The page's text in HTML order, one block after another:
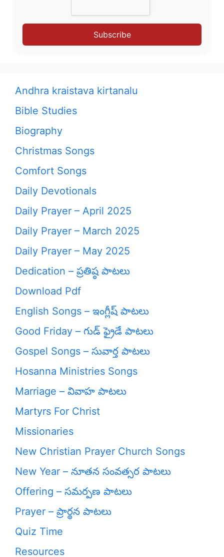
Subscribe
Andhra kraistava kirtanalu
Bible Studies
Biography
Christmas Songs
Comfort Songs
Daily Devotionals
Daily Prayer – April 2025
Daily Prayer – March 2025
Daily Prayer – May 2025
Dedication – ప్రతిష్ఠ పాటలు
Download Pdf
English Songs – ఇంగ్లీష్ పాటలు
Good Friday – గుడ్ ఫ్రైడే పాటలు
Gospel Songs – సువార్త పాటలు
Hosanna Ministries Songs
Marriage – వివాహ పాటలు
Martyrs For Christ
Missionaries
New Christian Prayer Church Songs
New Year – నూతన సంవత్సర పాటలు
Offering – సమర్పణ పాటలు
Prayer – ప్రార్థన పాటలు
Quiz Time
Resources